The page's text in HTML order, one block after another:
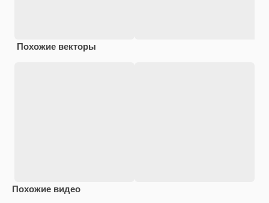
Похожие векторы
Похожие видео